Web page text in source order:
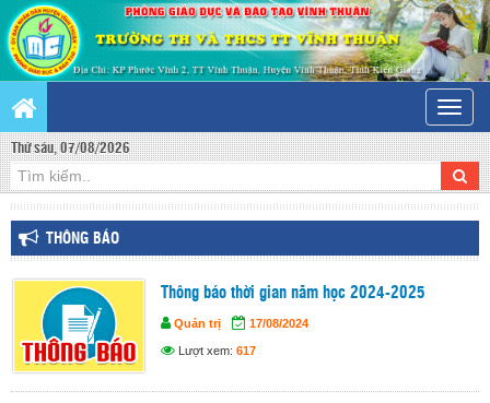
Toggle
Thứ sáu, 07/08/2026
THÔNG BÁO
Thông báo thời gian năm học 2024-2025
Quản trị 17/08/2024
Lượt xem: 617